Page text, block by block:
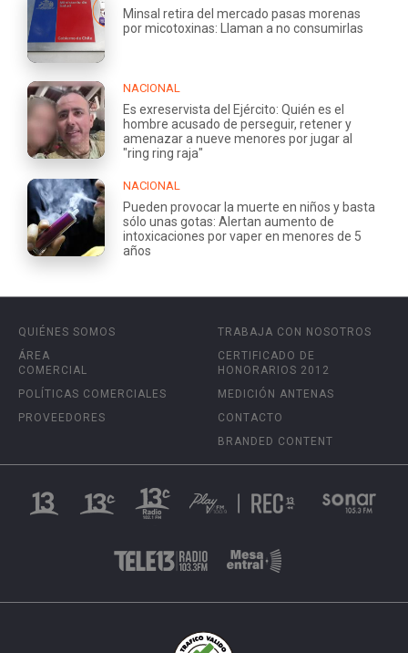
Minsal retira del mercado pasas morenas
por micotoxinas: Llaman a no consumirlas
NACIONAL
Es exreservista del Ejército: Quién es el
hombre acusado de perseguir, retener y
amenazar a nueve menores por jugar al
"ring ring raja"
NACIONAL
Pueden provocar la muerte en niños y basta
sólo unas gotas: Alertan aumento de
intoxicaciones por vaper en menores de 5
años
QUIÉNES SOMOS
ÁREA
COMERCIAL
POLÍTICAS COMERCIALES
PROVEEDORES
TRABAJA CON NOSOTROS
CERTIFICADO DE
HONORARIOS 2012
MEDICIÓN ANTENAS
CONTACTO
BRANDED CONTENT